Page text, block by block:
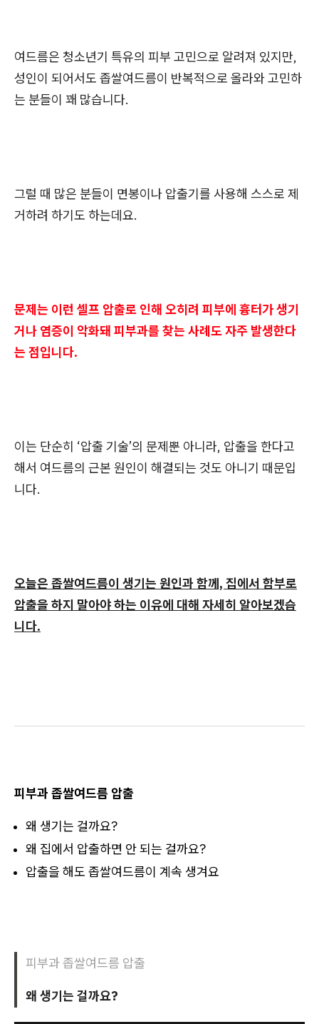
여드름은 청소년기 특유의 피부 고민으로 알려져 있지만,
성인이 되어서도 좁쌀여드름이 반복적으로 올라와 고민하
는 분들이 꽤 많습니다.
그럴 때 많은 분들이 면봉이나 압출기를 사용해 스스로 제
거하려 하기도 하는데요.
문제는 이런 셀프 압출로 인해 오히려 피부에 흉터가 생기
거나 염증이 악화돼 피부과를 찾는 사례도 자주 발생한다
는 점입니다.
이는 단순히 ‘압출 기술’의 문제뿐 아니라, 압출을 한다고
해서 여드름의 근본 원인이 해결되는 것도 아니기 때문입
니다.
오늘은 좁쌀여드름이 생기는 원인과 함께, 집에서 함부로
압출을 하지 말아야 하는 이유에 대해 자세히 알아보겠습
니다.
피부과 좁쌀여드름 압출
왜 생기는 걸까요?
왜 집에서 압출하면 안 되는 걸까요?
압출을 해도 좁쌀여드름이 계속 생겨요
피부과 좁쌀여드름 압출
왜 생기는 걸까요?